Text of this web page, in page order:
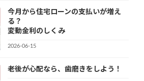
今月から住宅ローンの支払いが増え
る？
変動金利のしくみ
2026-06-15
老後が心配なら、歯磨きをしよう！